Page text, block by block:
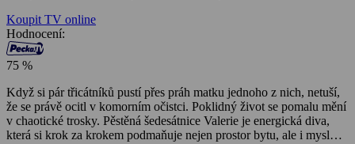
Koupit TV online
Hodnocení:
75 %
Když si pár třicátníků pustí přes práh matku jednoho z nich, netuší,
že se právě ocitl v komorním očistci. Poklidný život se pomalu mění
v chaotické trosky. Pěstěná šedesátnice Valerie je energická diva,
která si krok za krokem podmaňuje nejen prostor bytu, ale i mysl